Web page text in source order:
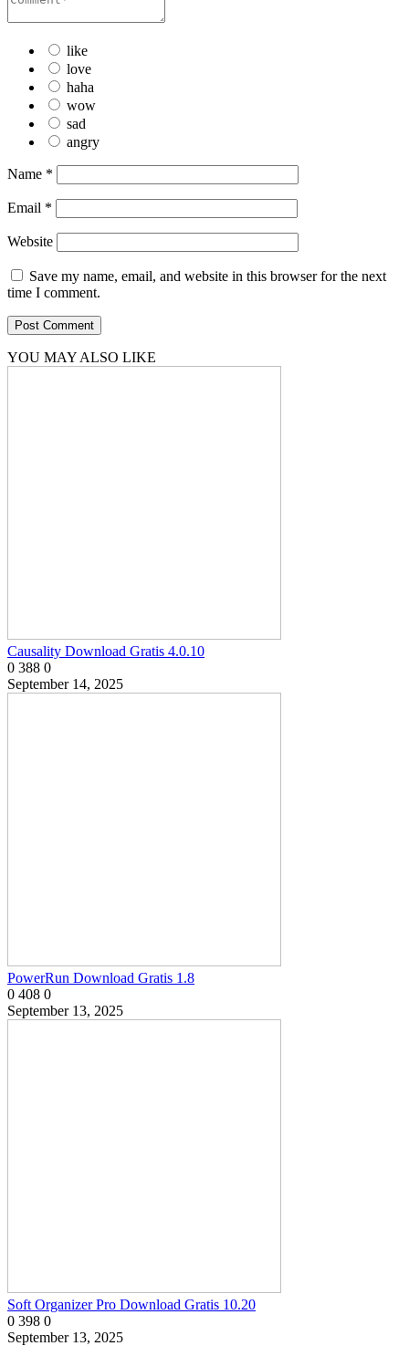
like
love
haha
wow
sad
angry
Name *
Email *
Website
Save my name, email, and website in this browser for the next
time I comment.
YOU MAY ALSO LIKE
Causality Download Gratis 4.0.10
0 388 0
September 14, 2025
PowerRun Download Gratis 1.8
0 408 0
September 13, 2025
Soft Organizer Pro Download Gratis 10.20
0 398 0
September 13, 2025